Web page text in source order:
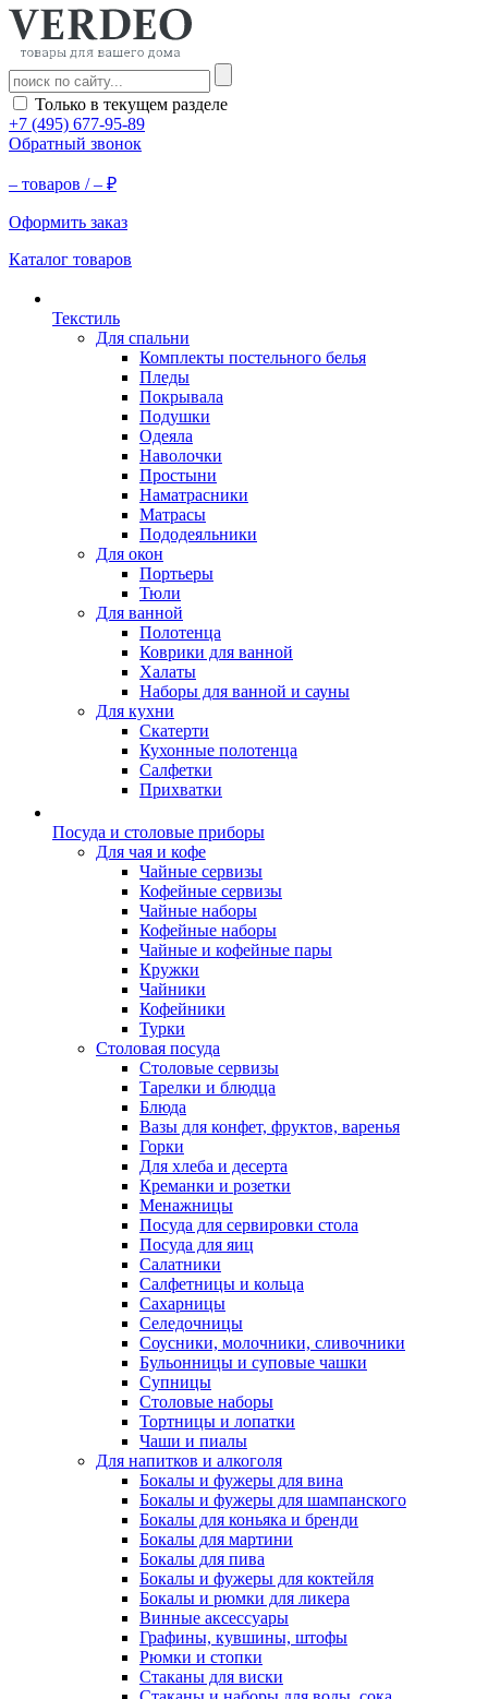
Только в текущем разделе
+7 (495) 677-95-89
Обратный звонок
– товаров /– ₽
Оформить заказ
Каталог товаров
Текстиль
Для спальни
Комплекты постельного белья
Пледы
Покрывала
Подушки
Одеяла
Наволочки
Простыни
Наматрасники
Матрасы
Пододеяльники
Для окон
Портьеры
Тюли
Для ванной
Полотенца
Коврики для ванной
Халаты
Наборы для ванной и сауны
Для кухни
Скатерти
Кухонные полотенца
Салфетки
Прихватки
Посуда и столовые приборы
Для чая и кофе
Чайные сервизы
Кофейные сервизы
Чайные наборы
Кофейные наборы
Чайные и кофейные пары
Кружки
Чайники
Кофейники
Турки
Столовая посуда
Столовые сервизы
Тарелки и блюдца
Блюда
Вазы для конфет, фруктов, варенья
Горки
Для хлеба и десерта
Креманки и розетки
Менажницы
Посуда для сервировки стола
Посуда для яиц
Салатники
Салфетницы и кольца
Сахарницы
Селедочницы
Соусники, молочники, сливочники
Бульонницы и суповые чашки
Супницы
Столовые наборы
Тортницы и лопатки
Чаши и пиалы
Для напитков и алкоголя
Бокалы и фужеры для вина
Бокалы и фужеры для шампанского
Бокалы для коньяка и бренди
Бокалы для мартини
Бокалы для пива
Бокалы и фужеры для коктейля
Бокалы и рюмки для ликера
Винные аксессуары
Графины, кувшины, штофы
Рюмки и стопки
Стаканы для виски